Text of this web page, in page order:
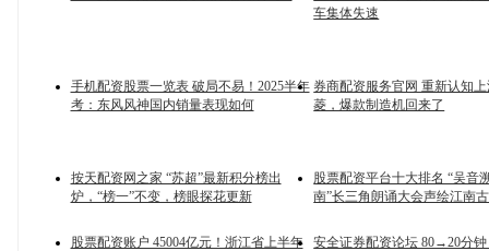
车集体失速
手机配资股票一览表 破局不易！2025半年
考：东风风神国内销量表现如何
券商配资服务官网 重新认知
菱，爆款制造机回来了
按天配资网之家 “苏超”最新积分榜出
炉，“榜一”不变，榜眼探花更新
股票配资平台十大排名 “吴音
南”长三角朗诵大会声绘江南
股票配资账户 45004亿元！浙江省上半年
安全证券配资论坛 80→20分